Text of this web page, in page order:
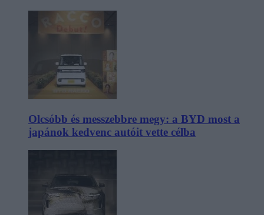
Olcsóbb és messzebbre megy: a BYD most a
japánok kedvenc autóit vette célba